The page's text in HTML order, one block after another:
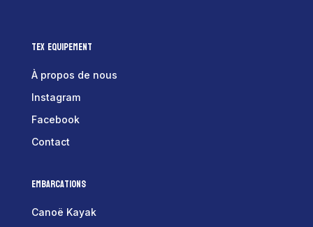
Tex Equipement
À propos de nous
Instagram
Facebook
Contact
Embarcations
Canoë Kayak